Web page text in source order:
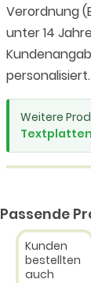
Verordnung
unter 14
personalisiert.
Weitere
Textplatten
Passende
Kunden
bestellten
auch